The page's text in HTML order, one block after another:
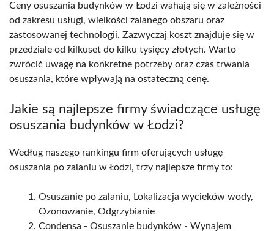
Ceny osuszania budynków w Łodzi wahają się w zależności
od zakresu usługi, wielkości zalanego obszaru oraz
zastosowanej technologii. Zazwyczaj koszt znajduje się w
przedziale od kilkuset do kilku tysięcy złotych. Warto
zwrócić uwagę na konkretne potrzeby oraz czas trwania
osuszania, które wpływają na ostateczną cenę.
Jakie są najlepsze firmy świadczące usługę
osuszania budynków w Łodzi?
Według naszego rankingu firm oferujących usługę
osuszania po zalaniu w Łodzi, trzy najlepsze firmy to:
Osuszanie po zalaniu, Lokalizacja wycieków wody,
Ozonowanie, Odgrzybianie
Condensa - Osuszanie budynków - Wynajem